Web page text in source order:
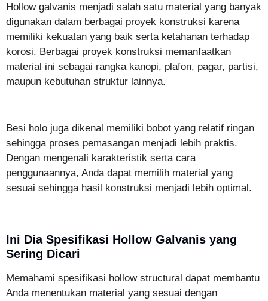
Hollow galvanis menjadi salah satu material yang banyak
digunakan dalam berbagai proyek konstruksi karena
memiliki kekuatan yang baik serta ketahanan terhadap
korosi. Berbagai proyek konstruksi memanfaatkan
material ini sebagai rangka kanopi, plafon, pagar, partisi,
maupun kebutuhan struktur lainnya.
Besi holo juga dikenal memiliki bobot yang relatif ringan
sehingga proses pemasangan menjadi lebih praktis.
Dengan mengenali karakteristik serta cara
penggunaannya, Anda dapat memilih material yang
sesuai sehingga hasil konstruksi menjadi lebih optimal.
Ini Dia Spesifikasi Hollow Galvanis yang
Sering Dicari
Memahami spesifikasi hollowstructural dapat membantu
Anda menentukan material yang sesuai dengan